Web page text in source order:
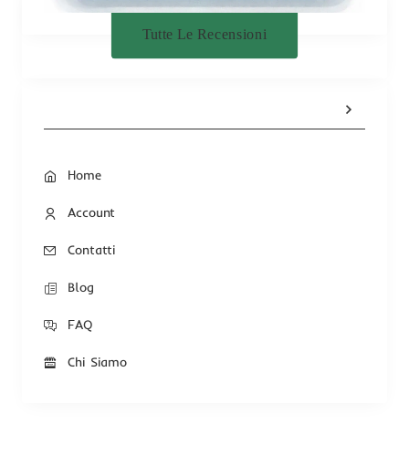
Tutte Le Recensioni
Home
Account
Contatti
Blog
FAQ
Chi Siamo